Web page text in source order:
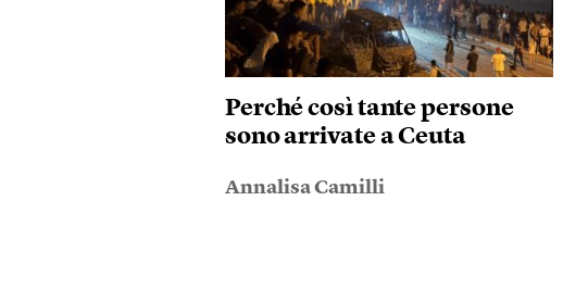
Perché così tante persone
sono arrivate a Ceuta
Annalisa Camilli